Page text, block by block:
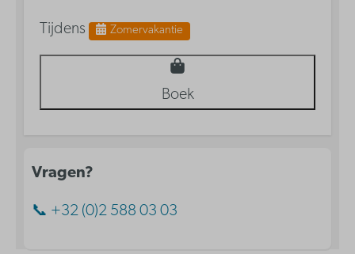
Tijdens Zomervakantie
Boek
Vragen?
📞 +32 (0)2 588 03 03